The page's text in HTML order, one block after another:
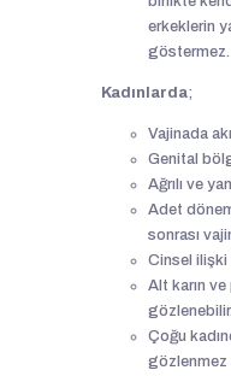
erkeklerin
göstermez.
Kadınlarda;
Vajinada
Genital
Ağrılı ve
Adet
sonrası
Cinsel ilişki
Alt karın ve
gözlenebilir.
Çoğu
gözlenmez